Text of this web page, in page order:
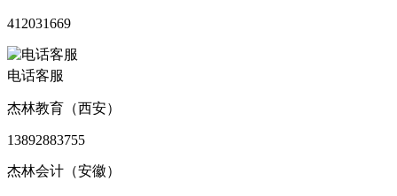
412031669
电话客服
杰林教育（西安）
13892883755
杰林会计（安徽）